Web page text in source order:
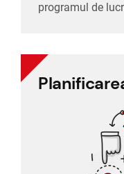
programul de